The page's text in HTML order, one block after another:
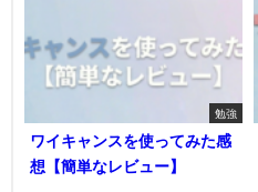
勉強
ワイキャンスを使ってみた感
想【簡単なレビュー】